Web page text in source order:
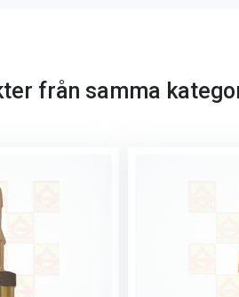
från samma